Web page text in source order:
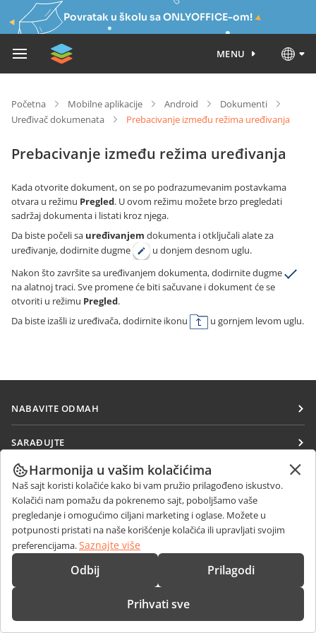
Povratak u školu sa ONLYOFFICE-om!
MENU
Početna Mobilne aplikacije Android
Dokumenti
Uređivač dokumenata
Prebacivanje između režima uređivanja
Prebacivanje između režima uređivanja
Kada otvorite dokument, on se po podrazumevanim postavkama
otvara u režimu Pregled. U ovom režimu možete brzo pregledati
sadržaj dokumenta i listati kroz njega.
Da biste počeli sa uređivanjem dokumenta i otključali alate za
uređivanje, dodirnite dugme
u donjem desnom uglu.
Nakon što završite sa uređivanjem dokumenta, dodirnite dugme
na alatnoj traci. Sve promene će biti sačuvane i dokument će se
otvoriti u režimu Pregled.
Da biste izašli iz uređivača, dodirnite ikonu
u gornjem levom uglu.
NABAVITE ODMAH
Workspace
Konektori
Desktop aplikacije
Mobilne aplikacije
SARAĐUJTE
Za doprinosioce
Za prevodioce
Za influensere
Slobodna radna mesta
PRIMAJTE VESTI
Blog
DOBIJTE POMOĆ
Forum
Kursevi obuke
Vebinari
KONTAKTIRAJTE NAS
Pitanja o prodaji sales@onlyoffice.com
Upiti partnera
partners@onlyoffice.com
Upiti medija
Harmonija u vašim kolačićima
Naš sajt koristi kolačiće kako bi vam pružio prilagođeno iskustvo.
Kolačići nam pomažu da pokrenemo sajt, poboljšamo vaše
pregledanje i omogućimo ciljani marketing i oglase. Možete u
potpunosti pristati na naše korišćenje kolačića ili upravljati svojim
preferencijama.Saznajte više
Odbij Prilagodi
Prihvati sve